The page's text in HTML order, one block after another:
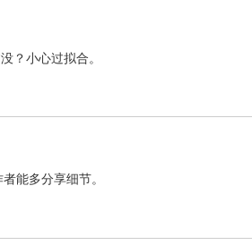
？小心过拟合。
能多分享细节。